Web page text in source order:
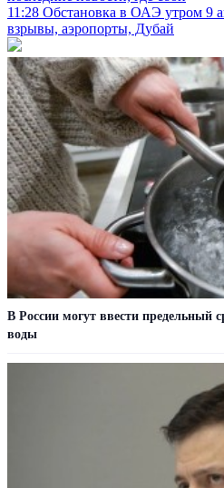
11:28 Обстановка в ОАЭ утром 9
взрывы, аэропорты, Дубай
В России могут ввести предельный
воды